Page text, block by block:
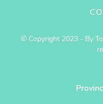
© Copyright 2023 - By